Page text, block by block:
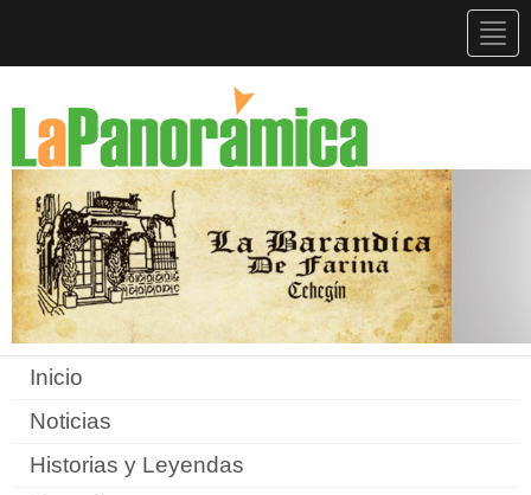
Inicio
Noticias
Historias y Leyendas